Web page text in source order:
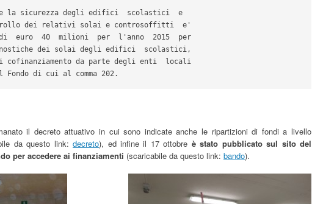
la sicurezza degli edifici  scolastici  e
dei relativi solai e controsoffitti  e'
euro  40  milioni  per  l'anno  2015  per
dei solai degli edifici  scolastici,
cofinanziamento da parte degli enti  locali
di cui al comma 202.
il decreto attuativo in cui sono indicate anche le ripartizioni di fondi a livello
da questo link:decreto), ed infine il 17 ottobre è stato pubblicato sul sito del
per accedere ai finanziamenti (scaricabile da questo link: bando).